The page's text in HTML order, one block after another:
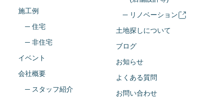
施工例
─ 住宅
─ 非住宅
イベント
会社概要
─ スタッフ紹介
─ リノベーション
土地探しについて
ブログ
お知らせ
よくある質問
お問い合わせ